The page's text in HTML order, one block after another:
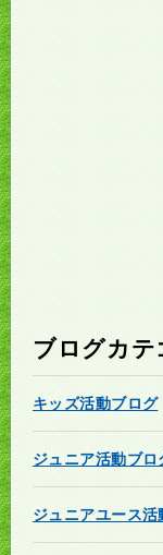
ブログカテ
キッズ活動ブログ
ジュニア活動ブロ
ジュニアユース活